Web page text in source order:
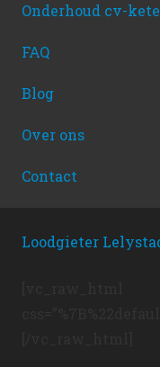
Onderhoud cv-
FAQ
Blog
Over ons
Contact
Loodgieter